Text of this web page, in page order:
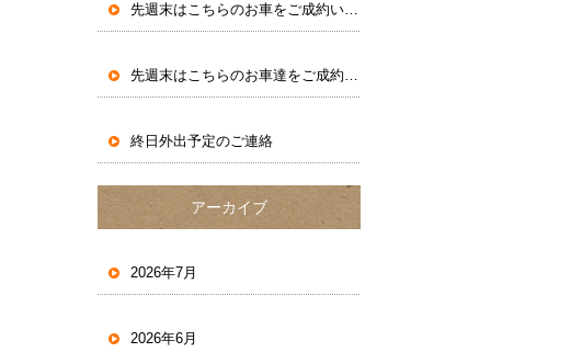
先週末はこちらのお車をご成約いただきました。
先週末はこちらのお車達をご成約いただきました。
終日外出予定のご連絡
アーカイブ
2026年7月
2026年6月